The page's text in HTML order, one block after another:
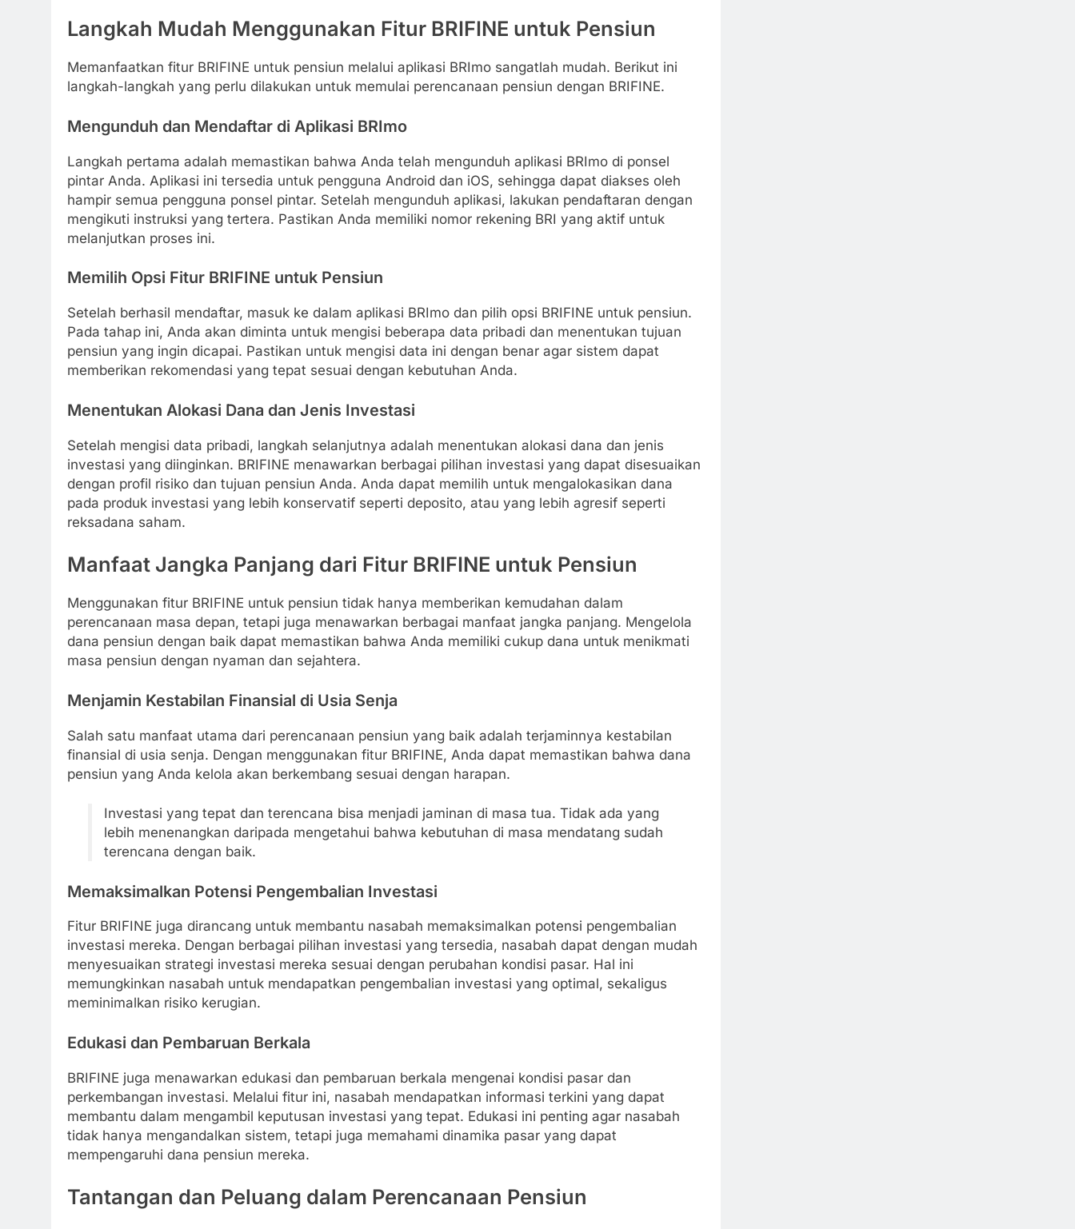
Langkah Mudah Menggunakan Fitur BRIFINE untuk Pensiun
Memanfaatkan fitur BRIFINE untuk pensiun melalui aplikasi BRImo sangatlah mudah. Berikut ini
langkah-langkah yang perlu dilakukan untuk memulai perencanaan pensiun dengan BRIFINE.
Mengunduh dan Mendaftar di Aplikasi BRImo
Langkah pertama adalah memastikan bahwa Anda telah mengunduh aplikasi BRImo di ponsel
pintar Anda. Aplikasi ini tersedia untuk pengguna Android dan iOS, sehingga dapat diakses oleh
hampir semua pengguna ponsel pintar. Setelah mengunduh aplikasi, lakukan pendaftaran dengan
mengikuti instruksi yang tertera. Pastikan Anda memiliki nomor rekening BRI yang aktif untuk
melanjutkan proses ini.
Memilih Opsi Fitur BRIFINE untuk Pensiun
Setelah berhasil mendaftar, masuk ke dalam aplikasi BRImo dan pilih opsi BRIFINE untuk pensiun.
Pada tahap ini, Anda akan diminta untuk mengisi beberapa data pribadi dan menentukan tujuan
pensiun yang ingin dicapai. Pastikan untuk mengisi data ini dengan benar agar sistem dapat
memberikan rekomendasi yang tepat sesuai dengan kebutuhan Anda.
Menentukan Alokasi Dana dan Jenis Investasi
Setelah mengisi data pribadi, langkah selanjutnya adalah menentukan alokasi dana dan jenis
investasi yang diinginkan. BRIFINE menawarkan berbagai pilihan investasi yang dapat disesuaikan
dengan profil risiko dan tujuan pensiun Anda. Anda dapat memilih untuk mengalokasikan dana
pada produk investasi yang lebih konservatif seperti deposito, atau yang lebih agresif seperti
reksadana saham.
Manfaat Jangka Panjang dari Fitur BRIFINE untuk Pensiun
Menggunakan fitur BRIFINE untuk pensiun tidak hanya memberikan kemudahan dalam
perencanaan masa depan, tetapi juga menawarkan berbagai manfaat jangka panjang. Mengelola
dana pensiun dengan baik dapat memastikan bahwa Anda memiliki cukup dana untuk menikmati
masa pensiun dengan nyaman dan sejahtera.
Menjamin Kestabilan Finansial di Usia Senja
Salah satu manfaat utama dari perencanaan pensiun yang baik adalah terjaminnya kestabilan
finansial di usia senja. Dengan menggunakan fitur BRIFINE, Anda dapat memastikan bahwa dana
pensiun yang Anda kelola akan berkembang sesuai dengan harapan.
Investasi yang tepat dan terencana bisa menjadi jaminan di masa tua. Tidak ada yang
lebih menenangkan daripada mengetahui bahwa kebutuhan di masa mendatang sudah
terencana dengan baik.
Memaksimalkan Potensi Pengembalian Investasi
Fitur BRIFINE juga dirancang untuk membantu nasabah memaksimalkan potensi pengembalian
investasi mereka. Dengan berbagai pilihan investasi yang tersedia, nasabah dapat dengan mudah
menyesuaikan strategi investasi mereka sesuai dengan perubahan kondisi pasar. Hal ini
memungkinkan nasabah untuk mendapatkan pengembalian investasi yang optimal, sekaligus
meminimalkan risiko kerugian.
Edukasi dan Pembaruan Berkala
BRIFINE juga menawarkan edukasi dan pembaruan berkala mengenai kondisi pasar dan
perkembangan investasi. Melalui fitur ini, nasabah mendapatkan informasi terkini yang dapat
membantu dalam mengambil keputusan investasi yang tepat. Edukasi ini penting agar nasabah
tidak hanya mengandalkan sistem, tetapi juga memahami dinamika pasar yang dapat
mempengaruhi dana pensiun mereka.
Tantangan dan Peluang dalam Perencanaan Pensiun